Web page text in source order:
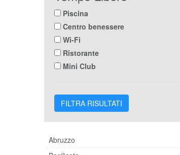
Piscina
Centro benessere
Wi-Fi
Ristorante
Mini Club
Abruzzo